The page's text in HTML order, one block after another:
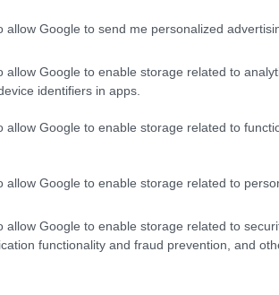
allow Google to send me personalized
allow Google to enable storage related to
identifiers in apps.
allow Google to enable storage related to
allow Google to enable storage related to
allow Google to enable storage related to
functionality and fraud prevention, and
LESZ A
ráadásul ezer arca van: